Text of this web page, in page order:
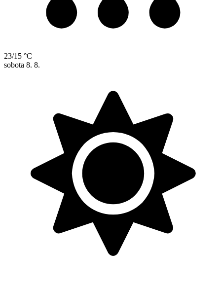
23/15 °C
sobota 8. 8.